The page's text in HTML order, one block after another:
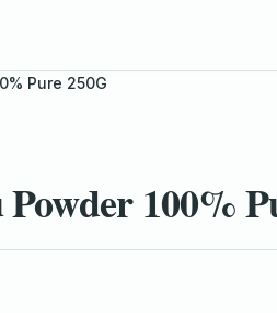
Pure 250G
100%